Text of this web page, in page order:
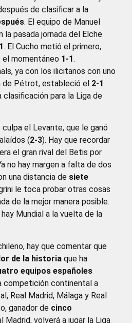
de clasificar a la
. El equipo de Manuel
la pasada jornada del Elche
. El Cucho metió el primero,
momentáneo 1-1.
ya con los ilicitanos con uno
de Pétrot, estableció el 2-1
clasificación para la Liga de
el Levante, que le ganó
(2-3). Hay que recordar
el gran rival del Betis por
no hay margen a falta de dos
una distancia de siete
le toca probar otras cosas
de la mejor manera posible.
Mundial a la vuelta de la
hay que comentar que
de la historia que ha
equipos españoles
competición continental a
Real Madrid, Málaga y Real
ganador de cinco
Madrid, volverá a jugar la Liga